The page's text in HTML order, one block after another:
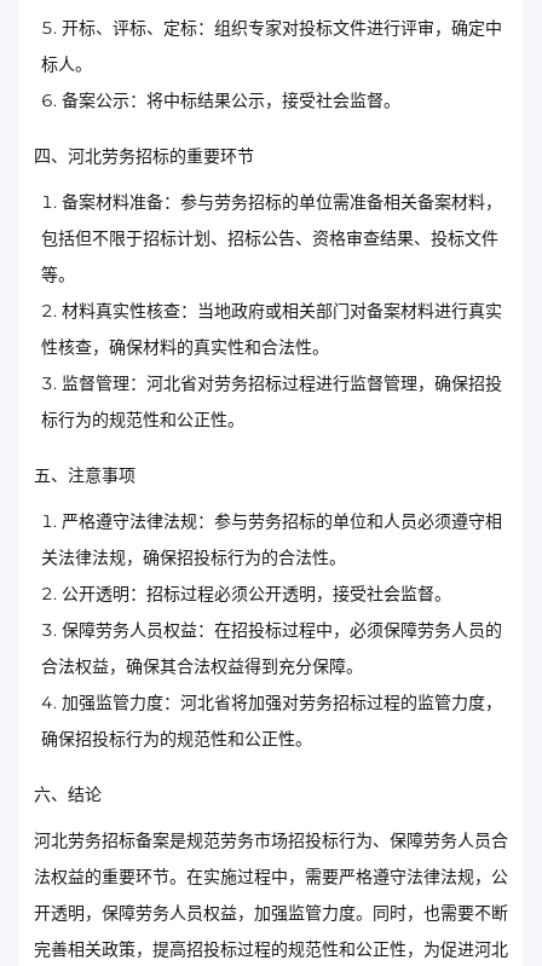
开标、评标、定标：组织专家对投标文件进行评审，确定中
标人。
备案公示：将中标结果公示，接受社会监督。
四、河北劳务招标的重要环节
备案材料准备：参与劳务招标的单位需准备相关备案材料，
包括但不限于招标计划、招标公告、资格审查结果、投标文件
等。
材料真实性核查：当地政府或相关部门对备案材料进行真实
性核查，确保材料的真实性和合法性。
监督管理：河北省对劳务招标过程进行监督管理，确保招投
标行为的规范性和公正性。
五、注意事项
严格遵守法律法规：参与劳务招标的单位和人员必须遵守相
关法律法规，确保招投标行为的合法性。
公开透明：招标过程必须公开透明，接受社会监督。
保障劳务人员权益：在招投标过程中，必须保障劳务人员的
合法权益，确保其合法权益得到充分保障。
加强监管力度：河北省将加强对劳务招标过程的监管力度，
确保招投标行为的规范性和公正性。
六、结论
河北劳务招标备案是规范劳务市场招投标行为、保障劳务人员合
法权益的重要环节。在实施过程中，需要严格遵守法律法规，公
开透明，保障劳务人员权益，加强监管力度。同时，也需要不断
完善相关政策，提高招投标过程的规范性和公正性，为促进河北